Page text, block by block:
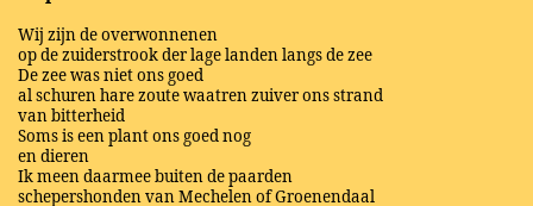
Wij zijn de overwonnenen
op de zuiderstrook der lage landen langs de zee
De zee was niet ons goed
al schuren hare zoute waatren zuiver ons strand
van bitterheid
Soms is een plant ons goed nog
en dieren
Ik meen daarmee buiten de paarden
schepershonden van Mechelen of Groenendaal